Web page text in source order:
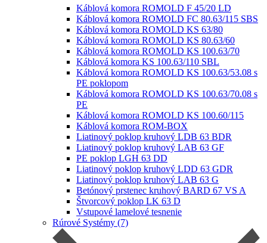
Káblová komora ROMOLD F 45/20 LD
Káblová komora ROMOLD FC 80.63/115 SBS
Káblová komora ROMOLD KS 63/80
Káblová komora ROMOLD KS 80.63/60
Káblová komora ROMOLD KS 100.63/70
Káblová komora KS 100.63/110 SBL
Káblová komora ROMOLD KS 100.63/53.08 s
PE poklopom
Káblová komora ROMOLD KS 100.63/70.08 s
PE
Káblová komora ROMOLD KS 100.60/115
Káblová komora ROM-BOX
Liatinový poklop kruhový LDB 63 BDR
Liatinový poklop kruhový LAB 63 GF
PE poklop LGH 63 DD
Liatinový poklop kruhový LDD 63 GDR
Liatinový poklop kruhový LAB 63 G
Betónový prstenec kruhový BARD 67 VS A
Štvorcový poklop LK 63 D
Vstupové lamelové tesnenie
Rúrové Systémy (7)